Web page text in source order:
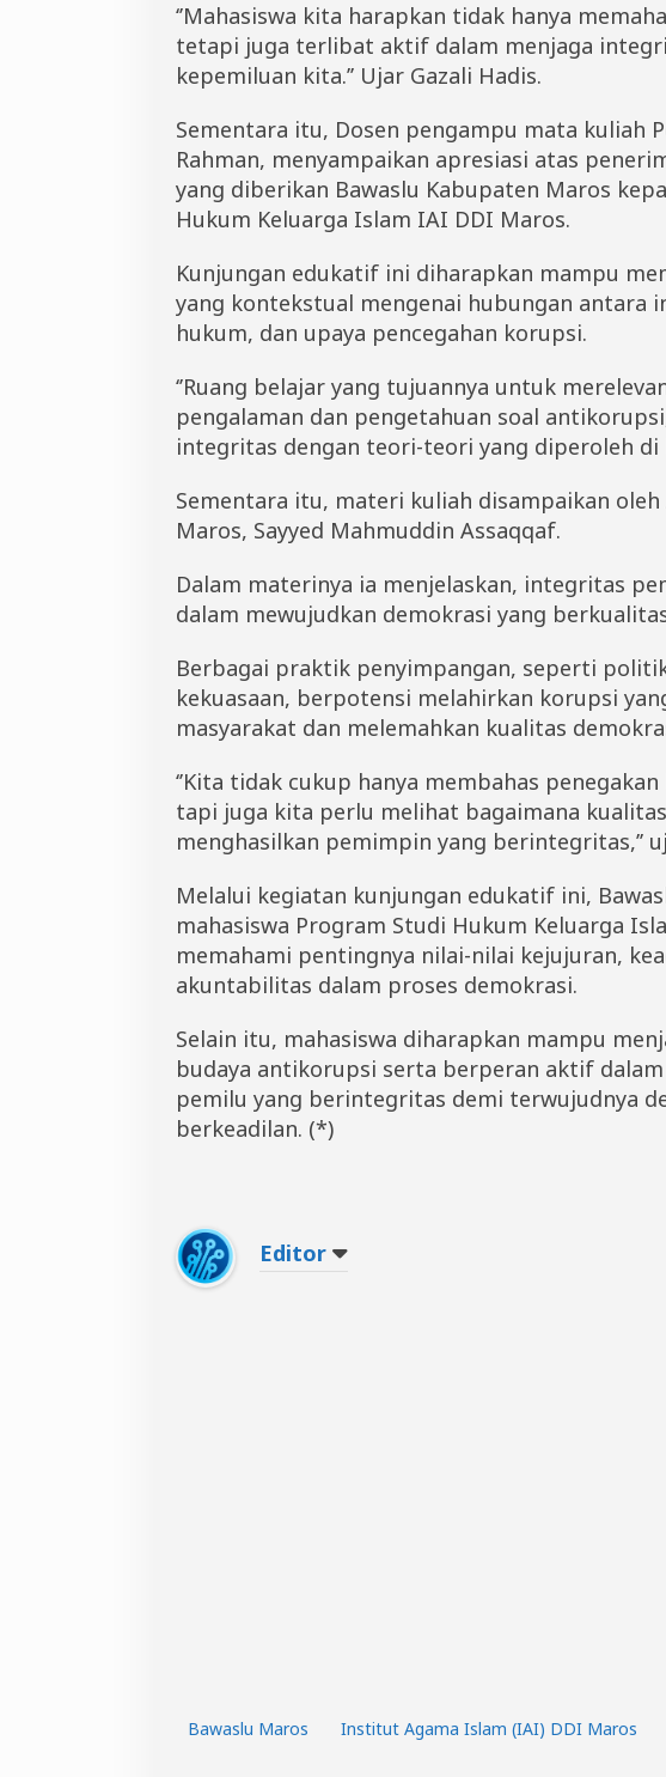
‘’Mahasiswa kita harapkan tidak hanya
tetapi juga terlibat aktif dalam menjaga
kepemiluan kita.’’ Ujar Gazali Hadis.
Sementara itu, Dosen pengampu mata kuliah
Rahman, menyampaikan apresiasi atas
yang diberikan Bawaslu Kabupaten Maros
Hukum Keluarga Islam IAI DDI Maros.
Kunjungan edukatif ini diharapkan mampu
yang kontekstual mengenai hubungan antara
hukum, dan upaya pencegahan korupsi.
‘’Ruang belajar yang tujuannya untuk
pengalaman dan pengetahuan soal
integritas dengan teori-teori yang diperoleh di
Sementara itu, materi kuliah disampaikan
Maros, Sayyed Mahmuddin Assaqqaf.
Dalam materinya ia menjelaskan, integritas
dalam mewujudkan demokrasi yang
Berbagai praktik penyimpangan, seperti
kekuasaan, berpotensi melahirkan korupsi
masyarakat dan melemahkan kualitas
‘’Kita tidak cukup hanya membahas
tapi juga kita perlu melihat bagaimana
menghasilkan pemimpin yang berintegritas,’’
Melalui kegiatan kunjungan edukatif ini,
mahasiswa Program Studi Hukum Keluarga
memahami pentingnya nilai-nilai kejujuran,
akuntabilitas dalam proses demokrasi.
Selain itu, mahasiswa diharapkan mampu
budaya antikorupsi serta berperan aktif
pemilu yang berintegritas demi terwujudnya
berkeadilan. (*)
Editor
Bawaslu Maros Institut Agama Islam (IAI) DDI Maros